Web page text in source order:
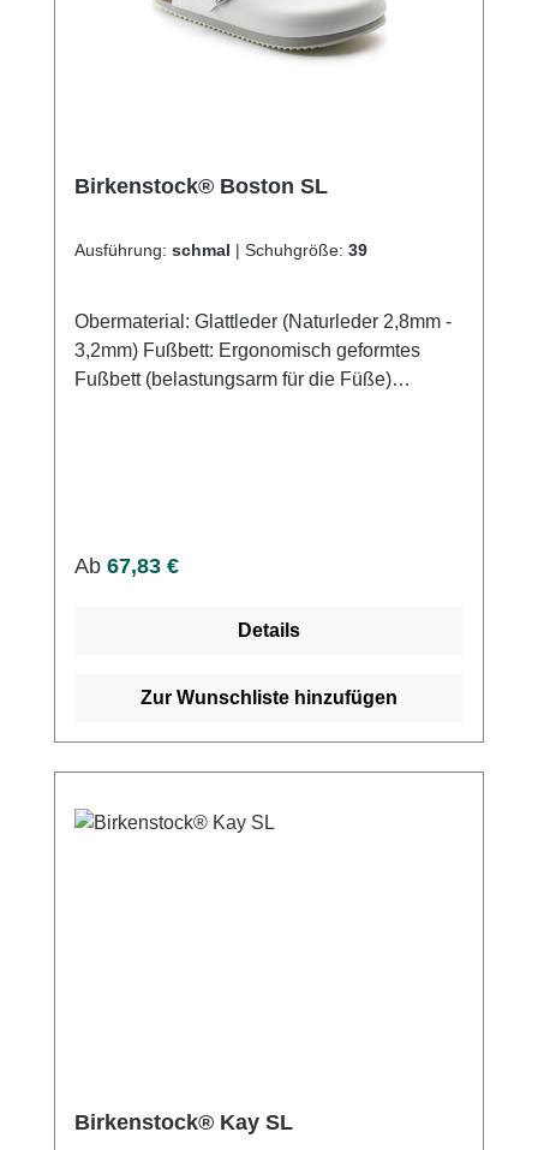
Birkenstock® Boston SL
Ausführung: schmal | Schuhgröße: 39
Obermaterial: Glattleder (Naturleder 2,8mm -
3,2mm) Fußbett: Ergonomisch geformtes
Fußbett (belastungsarm für die Füße)
uns und profitieren Sie von unserem
hervorragenden Kundenservice.
Regulärer Preis:
Ab 67,83 €
Details
Zur Wunschliste hinzufügen
Birkenstock® Kay SL